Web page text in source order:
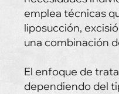
emplea técnicas
liposucción,
una combinación
El enfoque de
dependiendo del